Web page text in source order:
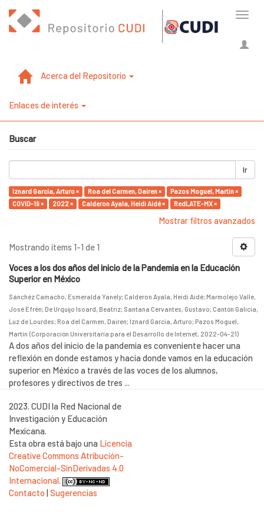
Acerca del Repositorio
Enlaces de interés
Buscar
Ir
Iznard García, Arturo × Roa del Carmen, Dairen ×
Pazos Moguel, Martin ×
COVID-19 ×
2022 × Calderon Ayala, Heidi Aidé × RedLATE-MX ×
Mostrar filtros avanzados
Mostrando ítems 1-1 de 1
Voces a los dos años del inicio de la Pandemia en la Educación
Superior en México
Sánchéz Camacho, Esmeralda Yanely; Calderon Ayala, Heidi Aidé; Marmolejo Valle,
José Efrén; De Urquijo Isoard, Beatriz; Santana Cervantes, Gustavo; Cantón Galicia,
Luz de Lourdes; Roa del Carmen, Dairen; Iznard García, Arturo; Pazos Moguel,
Martin (Corporación Universitaria para el Desarrollo de Internet, 2022-04-21)
A dos años del inicio de la pandemia es conveniente hacer una
reflexión en donde estamos y hacia donde vamos en la educación
superior en México a través de las voces de los alumnos,
profesores y directivos de tres ...
2023. CUDI la Red Nacional de
Investigación y Educación
Mexicana.
Esta obra está bajo una Licencia
Creative Commons Atribución-
NoComercial-SinDerivadas 4.0
Internacional.
Contacto |Sugerencias